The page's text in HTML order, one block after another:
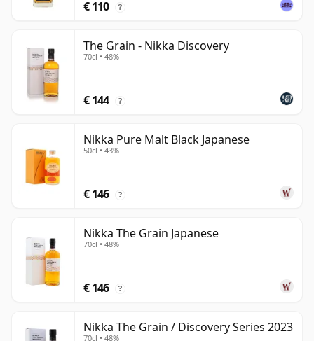
€ 110 ?
The Grain - Nikka Discovery
70cl • 48%
€ 144 ?
Nikka Pure Malt Black Japanese
50cl • 43%
€ 146 ?
Nikka The Grain Japanese
70cl • 48%
€ 146 ?
Nikka The Grain / Discovery Series 2023
70cl • 48%